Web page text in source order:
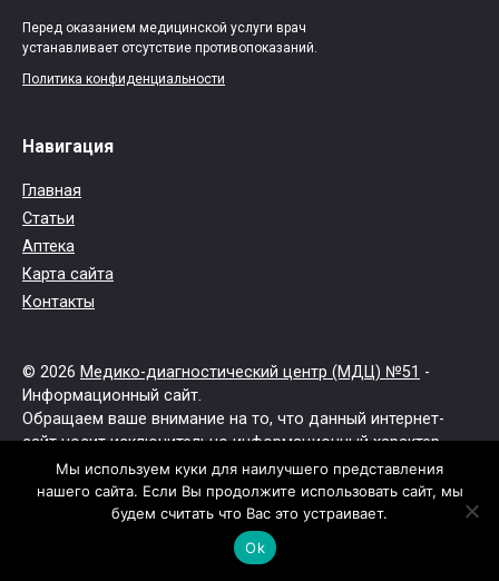
Перед оказанием медицинской услуги врач
устанавливает отсутствие противопоказаний.
Политика конфиденциальности
Навигация
Главная
Статьи
Аптека
Карта сайта
Контакты
© 2026 Медико-диагностический центр (МДЦ) №51 -
Информационный сайт.
Обращаем ваше внимание на то, что данный интернет-
сайт носит исключительно информационный характер.
Не занимайтесь самолечением. При первых признаках
заболевания обратитесь к врачу.
Все права защищены.
Мы используем куки для наилучшего представления
нашего сайта. Если Вы продолжите использовать сайт, мы
будем считать что Вас это устраивает.
Ok